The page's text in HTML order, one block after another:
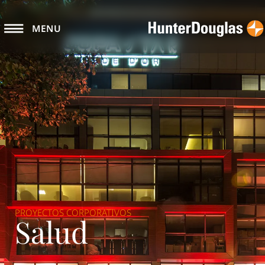
MENU
PROYECTOS CORPORATIVOS
Salud